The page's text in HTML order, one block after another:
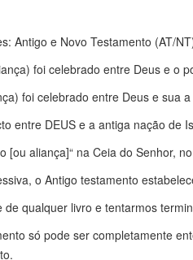
Antigo e Novo Testamento (AT/
foi celebrado entre Deus e o
foi celebrado entre Deus e sua
entre DEUS e a antiga nação
[ou aliança]“ na Ceia do Senhor,
o Antigo testamento
qualquer livro e tentarmos
só pode ser completamente